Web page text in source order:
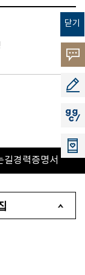
닫기
고객의
소리
공모
지지
길경력증명서